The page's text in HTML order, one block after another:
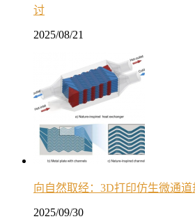
讨
2025/08/21
向自然取经：3D打印仿生微通
2025/09/30